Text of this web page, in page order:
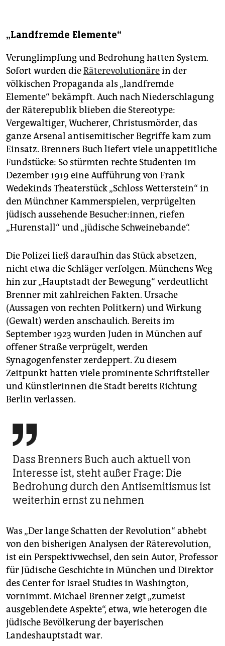
„Landfremde Elemente“
Verunglimpfung und Bedrohung hatten System.
Sofort wurden dieRäterevolutionärein der
völkischen Propaganda als „landfremde
Elemente“ bekämpft. Auch nach Niederschlagung
der Räterepublik blieben die Stereotype:
Vergewaltiger, Wucherer, Christusmörder, das
ganze Arsenal antisemitischer Begriffe kam zum
Einsatz. Brenners Buch liefert viele unappetitliche
Fundstücke: So stürmten rechte Studenten im
Dezember 1919 eine Aufführung von Frank
Wedekinds Theaterstück „Schloss Wetterstein“ in
den Münchner Kammerspielen, verprügelten
jüdisch aussehende Besucher:innen, riefen
„Hurenstall“ und „jüdische Schweinebande“.
Die Polizei ließ daraufhin das Stück absetzen,
nicht etwa die Schläger verfolgen. Münchens Weg
hin zur „Hauptstadt der Bewegung“ verdeutlicht
Brenner mit zahlreichen Fakten. Ursache
(Aussagen von rechten Politkern) und Wirkung
(Gewalt) werden anschaulich. Bereits im
September 1923 wurden Juden in München auf
offener Straße verprügelt, werden
Synagogenfenster zerdeppert. Zu diesem
Zeitpunkt hatten viele prominente Schriftsteller
und Künstlerinnen die Stadt bereits Richtung
Berlin verlassen.

Dass Brenners Buch auch aktuell von
Interesse ist, steht außer Frage: Die
Bedrohung durch den Antisemitismus ist
weiterhin ernst zu nehmen
Was „Der lange Schatten der Revolution“ abhebt
von den bisherigen Analysen der Räterevolution,
ist ein Perspektivwechsel, den sein Autor, Professor
für Jüdische Geschichte in München und Direktor
des Center for Israel Studies in ­Washington,
vornimmt. Michael Brenner zeigt „zumeist
ausgeblendete Aspekte“, etwa, wie heterogen die
jüdische Bevölkerung der bayerischen
Landeshauptstadt war.